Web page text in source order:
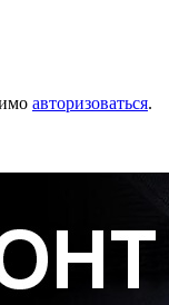
авторизоваться.